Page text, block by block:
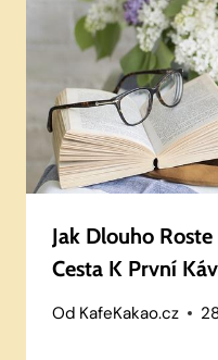
Jak Dlouho
Cesta K První
Od KafeKakao.cz